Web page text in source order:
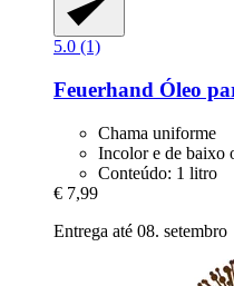
5.0 (1)
Feuerhand Óleo
Chama uniforme
Incolor e de baixo
Conteúdo: 1 litro
€ 7,99
Entrega até 08. setembro